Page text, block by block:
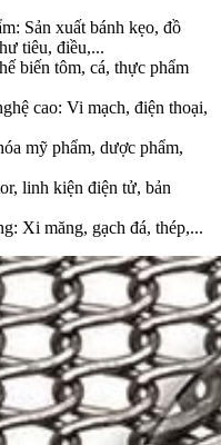
Sản xuất bánh kẹo, đồ
tiêu, điều,...
biến tôm, cá, thực phẩm
cao: Vi mạch, điện thoại,
mỹ phẩm, dược phẩm,
linh kiện điện tử, bản
Xi măng, gạch đá, thép,...